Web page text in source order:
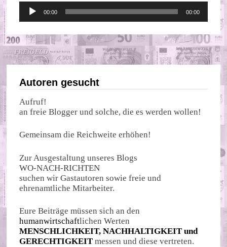
Audio-
Player
00:00 00:00
Autoren gesucht
Aufruf!
an freie Blogger und solche, die es werden wollen!
Gemeinsam die Reichweite erhöhen!
Zur Ausgestaltung unseres Blogs
WO-NACH-RICHTEN
suchen wir Gastautoren sowie freie und
ehrenamtliche Mitarbeiter.
Eure Beiträge müssen sich an den
humanwirtschaftlichen Werten
MENSCHLICHKEIT, NACHHALTIGKEIT und
GERECHTIGKEIT messen und diese vertreten.